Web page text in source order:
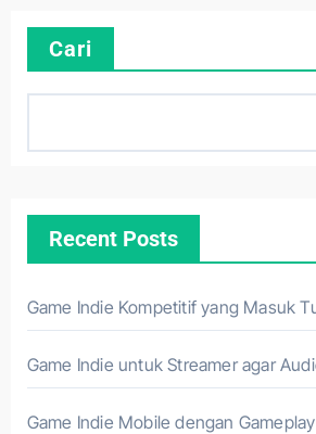
Cari
Recent Posts
Game Indie Kompetitif yang Masuk
Game Indie untuk Streamer agar
Game Indie Mobile dengan